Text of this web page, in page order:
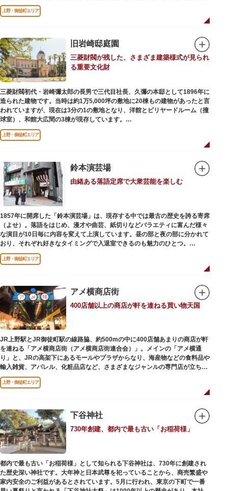
の歴史や出来事をたどることのできる資料を展示しています。また3階には
企画展示室と、道具や玩具を体験し、調べることができるしたまち情報コー
上野・御徒町エリア
旧岩崎邸庭園
三菱財閥が残した、さまざま建築様式が見られ
る重要文化財
三菱財閥初代・岩崎彌太郎の長男で三代目社長、久彌の本邸として1896年に
造られた建物です。当時は約1万5,000坪の敷地に20棟もの建物があったと言
われていますが、現在は3分の1の敷地となり、洋館とビリヤードルーム（撞
球室）、和館大広間の3棟が現存しています。
【洋館】
鹿鳴館の建築家として知られるジョサイア・コンドルによって設計された西
ています。
【撞球室】
当時の日本では非常に珍しいスイスの山小屋風の撞球室（ビリヤード場）
で、洋館から地下道でつながっています。通常は非公開ですが、毎月15日
（10月のみ10/16）に先着順で限定公開されています。
【和館大広間】
洋館に併置された名棟 梁大河喜十郎の手によるものと伝えられている書院造
りの和館で、当時は550坪に及ぶ洋館を遥かにしのぐ規模でしたが、現在は
冠婚葬祭などに使われていた大広間の1棟だけが残っています。
を一部踏襲している広大な庭は、建築様式同様に和洋併置式とされ、「芝
庭」をもつ近代庭園の初期の形を残しています。江戸時代の石碑や手水鉢、
庭石などが見られ、煉瓦塀を含めた敷地全体が重要文化財に指定されていま
す。
上野・御徒町エリア
鈴本演芸場
由緒ある落語定席で大衆芸能を楽しむ
1857年に開席した「鈴本演芸場」は、現存する中では最古の歴史を誇る寄席
（よせ）。落語をはじめ、漫才や曲芸、紙切りなどバラエティに富んだ様々
な演目が10日毎に内容を変えて上演しています。昼の部と夜の部に分かれて
おり、それぞれ好きなタイミングで入退室できるのも魅力のひとつ。
上演中は飲食も可能です。おすすめは売店で購入できる、お箸で切れるやわ
らかさで有名な「上野 井泉本店」のかつサンド。お弁当やお菓子を食べたり
上野・御徒町エリア
アメ横商店街
400店舗以上の商店が軒を連ねる買い物天国
JR上野駅とJR御徒町駅の線路脇、約500mの中に400店舗あまりの商店が軒
を連ねる「アメ横商店街（アメ横商店街連合会）」。メインの「アメ横通
り」と、JRの高架下にあるモールやプラザからなり、海産物などの食料品や
輸入雑貨、アパレル、化粧品店など、さまざまなジャンルの専門店が立ち並
んでいます。活気ある呼び込みが飛び交うなかで、店員さんとの会話も楽し
みながら目玉商品や特価品を探せるのが魅力のひとつ。年末の叩き売りは風
アメ横のはじまりは、物資が底をついた第二次世界大戦後にできた闇市。多
くの闇市が的屋の仕切りであったのに対して、アメ横は満州からの復員兵が
共同体となり連合会を結成。出店を統制し、商店街が形成されました。
当時、JR上野駅のすぐ南に発生した闇市は、飴を販売する屋台があったこと
から「アメヤ横丁（飴屋通り）」と呼ばれるように。反対側のJR御徒町付近
には、アメリカ進駐軍の放出物資を販売する店ができたので「アメリカ横丁
（アメリカ通り）」と呼ばれるようになりました。この2つのエリアが統合
され、今の「アメ横」になったと言われています。
上野・御徒町エリア
下谷神社
730年創建、都内で最も古い「お稲荷様」
都内で最も古い「お稲荷様」として知られる下谷神社は、730年に創建され
た歴史深い神社です。大年神と日本武尊を祀っていることから、商売繁盛や
家内安全のご利益があるとされています。5月に行われ、東京の下町で一番